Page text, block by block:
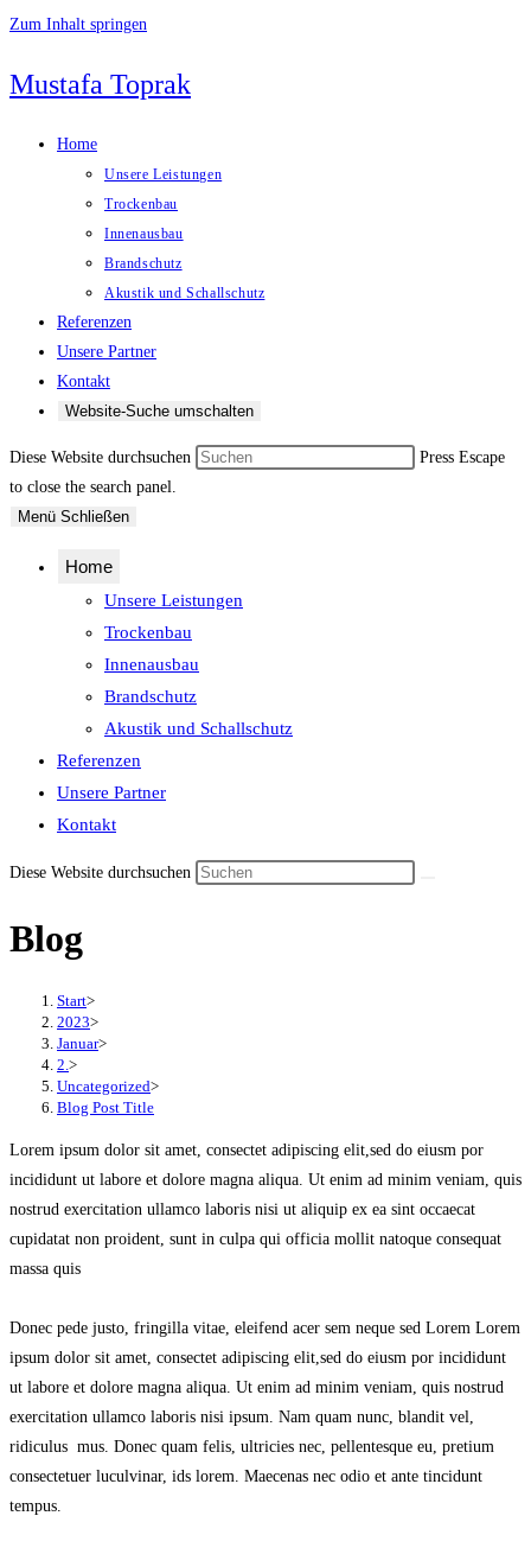
Zum Inhalt springen
Mustafa Toprak
Home
Unsere Leistungen
Trockenbau
Innenausbau
Brandschutz
Akustik und Schallschutz
Referenzen
Unsere Partner
Kontakt
Website-Suche umschalten
Diese Website durchsuchen
Press Escape
to close the search panel.
Menü Schließen
Home
Unsere Leistungen
Trockenbau
Innenausbau
Brandschutz
Akustik und Schallschutz
Referenzen
Unsere Partner
Kontakt
Diese Website durchsuchen
Blog
Start>
2023>
Januar>
2. >
Uncategorized>
Blog Post Title
Lorem ipsum dolor sit amet, consectet adipiscing elit,sed do eiusm por
incididunt ut labore et dolore magna aliqua. Ut enim ad minim veniam, quis
nostrud exercitation ullamco laboris nisi ut aliquip ex ea sint occaecat
cupidatat non proident, sunt in culpa qui officia mollit natoque consequat
massa quis
Donec pede justo, fringilla vitae, eleifend acer sem neque sed Lorem Lorem
ipsum dolor sit amet, consectet adipiscing elit,sed do eiusm por incididunt
ut labore et dolore magna aliqua. Ut enim ad minim veniam, quis nostrud
exercitation ullamco laboris nisi ipsum. Nam quam nunc, blandit vel,
ridiculus mus. Donec quam felis, ultricies nec, pellentesque eu, pretium
consectetuer luculvinar, ids lorem. Maecenas nec odio et ante tincidunt
tempus.